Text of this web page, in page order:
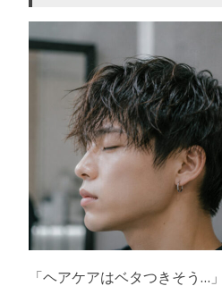
「ヘアケアはベタつきそう…